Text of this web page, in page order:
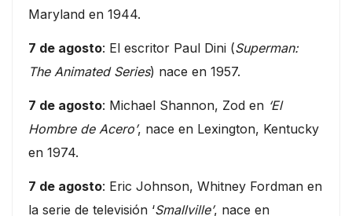
Maryland en 1944.
7 de agosto: El escritor Paul Dini (Superman:
The Animated Series) nace en 1957.
7 de agosto: Michael Shannon, Zod en ‘El
Hombre de Acero’, nace en Lexington, Kentucky
en 1974.
7 de agosto: Eric Johnson, Whitney Fordman en
la serie de televisión ‘Smallville’, nace en